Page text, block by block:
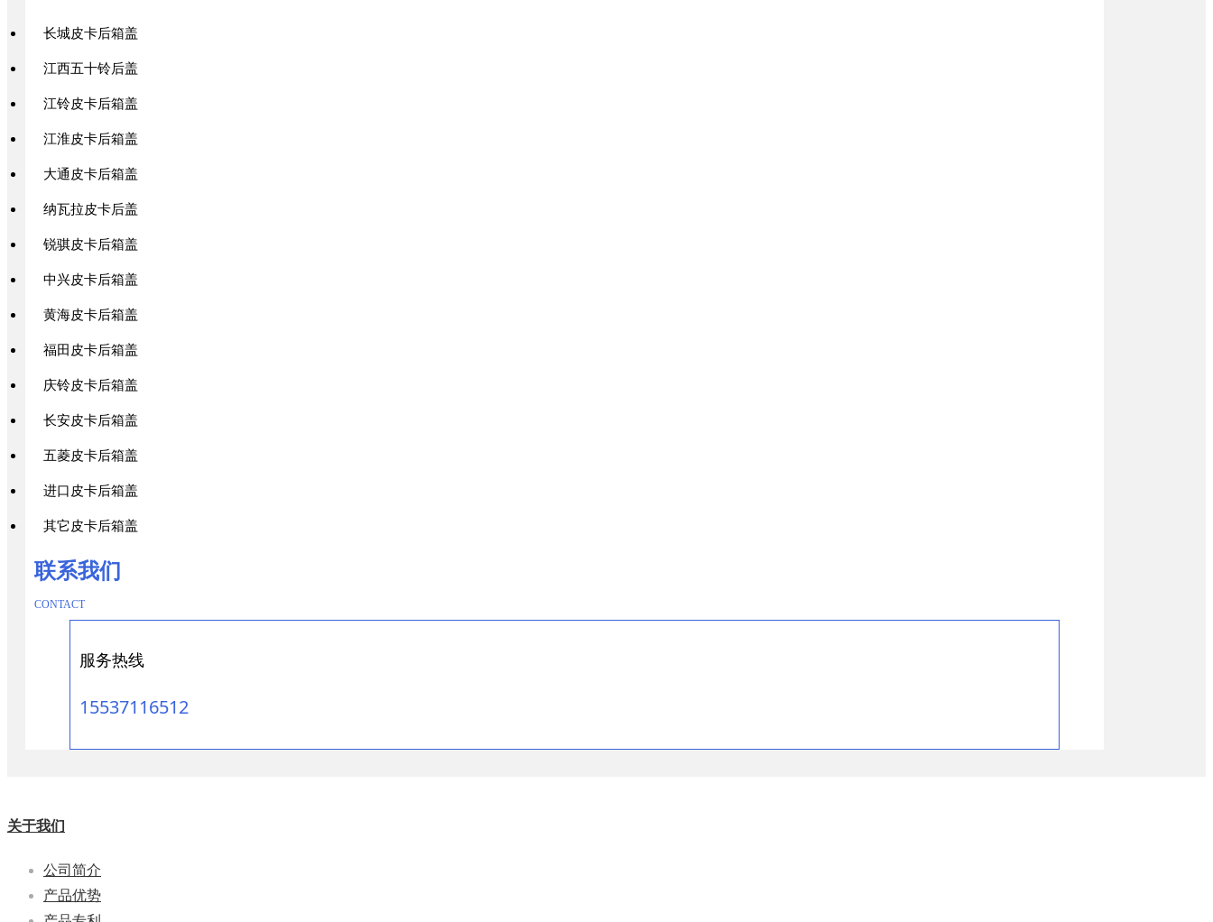
长城皮卡后箱盖
江西五十铃后盖
江铃皮卡后箱盖
江淮皮卡后箱盖
大通皮卡后箱盖
纳瓦拉皮卡后盖
锐骐皮卡后箱盖
中兴皮卡后箱盖
黄海皮卡后箱盖
福田皮卡后箱盖
庆铃皮卡后箱盖
长安皮卡后箱盖
五菱皮卡后箱盖
进口皮卡后箱盖
其它皮卡后箱盖
联系我们
CONTACT
服务热线
15537116512
关于我们
公司简介
产品优势